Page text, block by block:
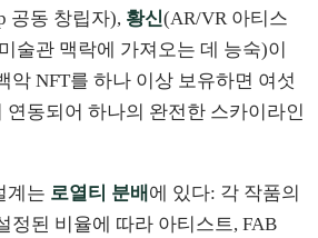
공동 창립자), 황신(AR/VR 아티스
술관 맥락에 가져오는 데 능숙)이
악 NFT를 하나 이상 보유하면 여섯
동되어 하나의 완전한 스카이라인
계는 로열티 분배 에 있다: 각 작품의
정된 비율에 따라 아티스트, FAB